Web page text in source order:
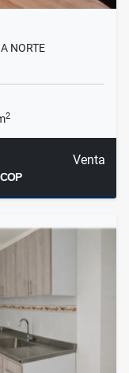
NORTE
2
Venta
COP